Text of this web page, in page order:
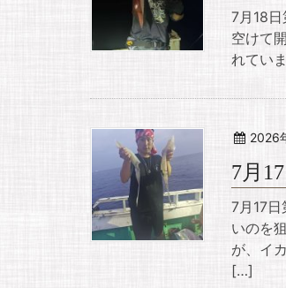
7月18
空けて
れてい
2026
7月
7月17
いのを
が、イ
[…]